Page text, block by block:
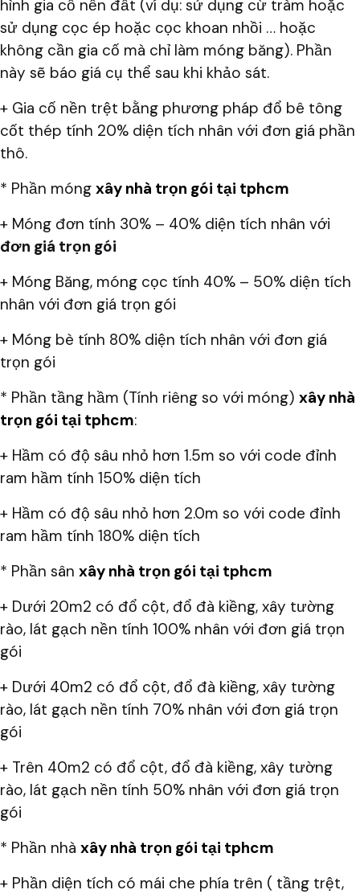
hình gia cố nền đất (ví dụ: sử dụng cừ tràm hoặc
sử dụng cọc ép hoặc cọc khoan nhồi … hoặc
không cần gia cố mà chỉ làm móng băng). Phần
này sẽ báo giá cụ thể sau khi khảo sát.
+ Gia cố nền trệt bằng phương pháp đổ bê tông
cốt thép tính 20% diện tích nhân với đơn giá phần
thô.
* Phần móng xây nhà trọn gói tại tphcm
+ Móng đơn tính 30% – 40% diện tích nhân với
đơn giá trọn gói
+ Móng Băng, móng cọc tính 40% – 50% diện tích
nhân với đơn giá trọn gói
+ Móng bè tính 80% diện tích nhân với đơn giá
trọn gói
* Phần tầng hầm (Tính riêng so với móng) xây nhà
trọn gói tại tphcm:
+ Hầm có độ sâu nhỏ hơn 1.5m so với code đỉnh
ram hầm tính 150% diện tích
+ Hầm có độ sâu nhỏ hơn 2.0m so với code đỉnh
ram hầm tính 180% diện tích
* Phần sân xây nhà trọn gói tại tphcm
+ Dưới 20m2 có đổ cột, đổ đà kiềng, xây tường
rào, lát gạch nền tính 100% nhân với đơn giá trọn
gói
+ Dưới 40m2 có đổ cột, đổ đà kiềng, xây tường
rào, lát gạch nền tính 70% nhân với đơn giá trọn
gói
+ Trên 40m2 có đổ cột, đổ đà kiềng, xây tường
rào, lát gạch nền tính 50% nhân với đơn giá trọn
gói
* Phần nhà xây nhà trọn gói tại tphcm
+ Phần diện tích có mái che phía trên ( tầng trệt,